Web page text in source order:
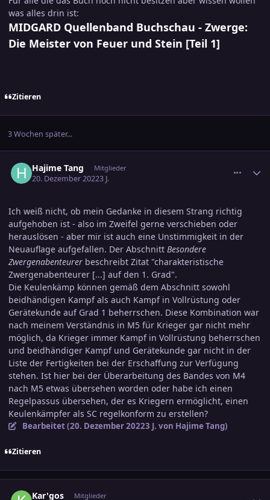
was alles drin ist:
MIDGARD Quellenband Buchschau - Zwerge:
Die Meister von Feuer und Stein [Teil 1]
Zitieren
3 Wochen später...
Hajime Tang Mitglieder
20. Dezember 20223 J.
Ich weiß nicht, ob mein Gedanke in diesem Strang richtig
aufgehoben ist - also im Zweifel gerne verschieben oder
herauslösen - aber mir ist auch eine Unstimmigkeit in der
Neuauflage aufgefallen. Der Abschnitt Besondere
Zwergenabenteurer beschreibt Zitat "charakteristische
Zwergenabenteurer [...] auf den 1. Grad".
Die Keulenkämp können gemäß dem Abschnitt sowohl
beidhändigen Kampf als auch Kampf in Vollrüstung oder
Gerätekunde auf Grad 1 beherrschen. Diese Kombination war
nach meinem Verständnis in M5 für Krieger gar nicht mehr
möglich, da Krieger immer Kampf in Vollrüstung beherrschen
und beidhändiger Kampf und Gerätekunde gar nicht in der
Liste der Fertigkeiten bei der Erschaffung zur Verfügung
stehen. Ist hier bei der Überarbeitung des Bandes von M4
nach M5 etwas übersehen worden oder habe ich einen
Regelpassus übersehen, der es Kriegern ermöglicht, einen
Keulenkämpfer als SC regelkonform zu erstellen?
Bearbeitet (20. Dezember 20223 J. von Hajime Tang)
Zitieren
Kar'gos Mitglieder